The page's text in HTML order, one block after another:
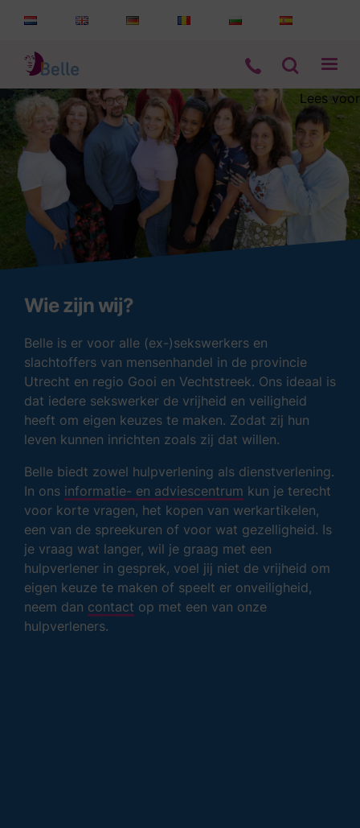
Lees voor
Aanbod
Informatie
Wie zijn wij
Contact
Wie zijn wij?
Belle is er voor alle (ex-)sekswerkers en
slachtoffers van mensenhandel in de provincie
Utrecht en regio Gooi en Vechtstreek. Ons ideaal is
dat iedere sekswerker de vrijheid en veiligheid
heeft om eigen keuzes te maken. Zodat zij hun
leven kunnen inrichten zoals zij dat willen.
Belle biedt zowel hulpverlening als dienstverlening.
In ons informatie- en adviescentrum kun je terecht
voor korte vragen, het kopen van werkartikelen,
een van de spreekuren of voor wat gezelligheid. Is
je vraag wat langer, wil je graag met een
hulpverlener in gesprek, voel jij niet de vrijheid om
eigen keuze te maken of speelt er onveiligheid,
neem dan contact op met een van onze
hulpverleners.